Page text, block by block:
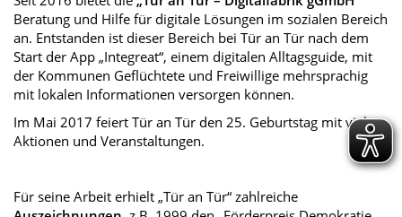
Beratung und Hilfe für digitale Lösungen im sozialen Bereich
an. Entstanden ist dieser Bereich bei Tür an Tür nach dem
Start der App „Integreat“, einem digitalen Alltagsguide, mit
der Kommunen Geflüchtete und Freiwillige mehrsprachig
mit lokalen Informationen versorgen können.
Im Mai 2017 feiert Tür an Tür den 25. Geburtstag mit vielen
Aktionen und Veranstaltungen.
Für seine Arbeit erhielt „Tür an Tür“ zahlreiche